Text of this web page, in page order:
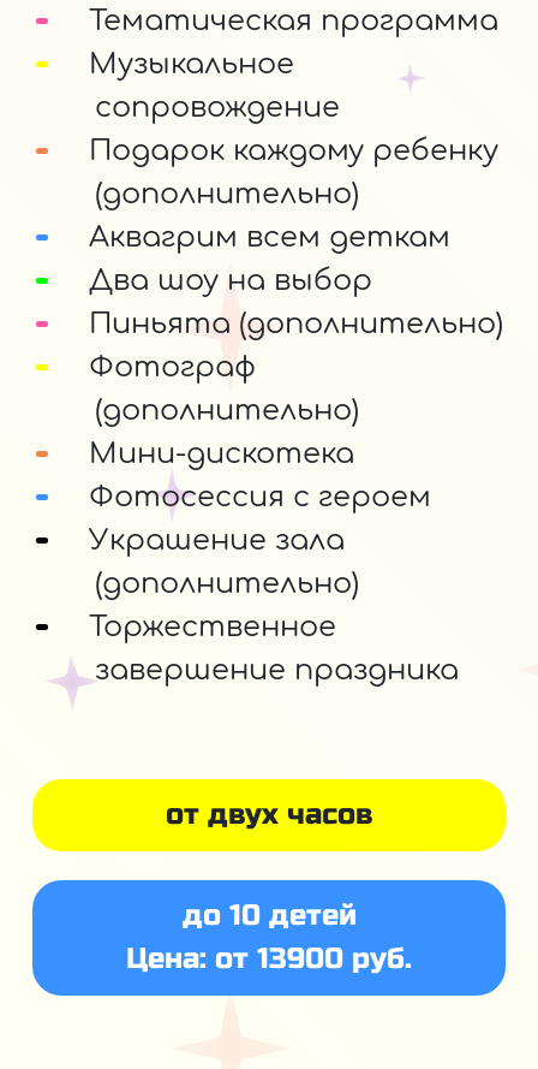
от двух часов
до 10 детей
Цена: от 13900 руб.
Тематическая программа
Музыкальное
сопровождение
Подарок каждому ребенку
(дополнительно)
Аквагрим всем деткам
Два шоу на выбор
Пиньята (дополнительно)
Фотограф
(дополнительно)
Мини-дискотека
Фотосессия с героем
Украшение зала
(дополнительно)
Торжественное
завершение праздника